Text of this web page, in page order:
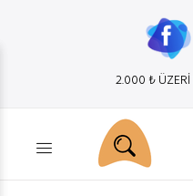
2.000 ₺ ÜZERİ
Ürün arama...